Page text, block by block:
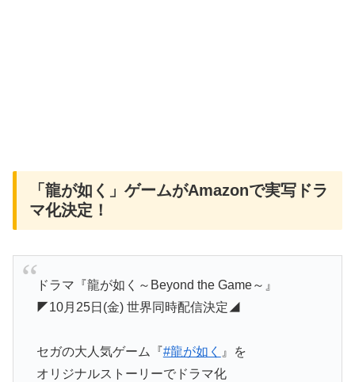
「龍が如く」ゲームがAmazonで実写ドラ
マ化決定！
ドラマ『龍が如く～Beyond the Game～』
◤10月25日(金) 世界同時配信決定◢
セガの大人気ゲーム『#龍が如く 』を
オリジナルストーリーでドラマ化